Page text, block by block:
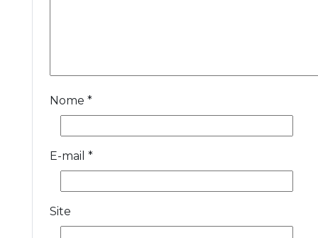
Nome *
E-mail *
Site